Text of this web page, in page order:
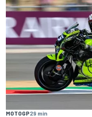
MOTOGP29 min